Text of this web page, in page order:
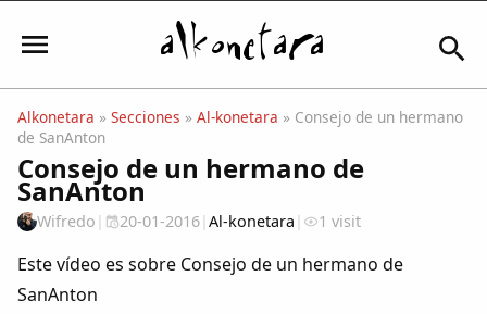
Iniciar sesión
Mi Cuenta
Alkonetara » Secciones » Al-konetara » Consejo de un hermano
de SanAnton
Consejo de un hermano de
SanAnton
Wifredo | 20-01-2016| Al-konetara | 1 visit
Este vídeo es sobre Consejo de un hermano de
SanAnton